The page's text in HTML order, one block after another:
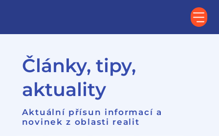
Články, tipy,
aktuality
Aktuální přísun informací a
novinek z oblasti realit